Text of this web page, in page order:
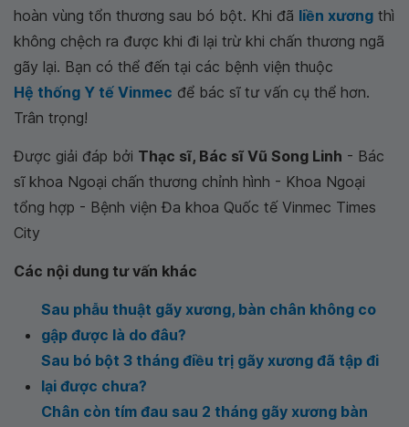
hoàn vùng tổn thương sau bó bột. Khi đã liền xương thì
không chệch ra được khi đi lại trừ khi chấn thương ngã
gãy lại. Bạn có thể đến tại các bệnh viện thuộc
Hệ thống Y tế Vinmec để bác sĩ tư vấn cụ thể hơn.
Trân trọng!
Được giải đáp bởi Thạc sĩ, Bác sĩ Vũ Song Linh - Bác
sĩ khoa Ngoại chấn thương chỉnh hình - Khoa Ngoại
tổng hợp - Bệnh viện Đa khoa Quốc tế Vinmec Times
City
Các nội dung tư vấn khác
Sau phẫu thuật gãy xương, bàn chân không co
gập được là do đâu?
Sau bó bột 3 tháng điều trị gãy xương đã tập đi
lại được chưa?
Chân còn tím đau sau 2 tháng gãy xương bàn